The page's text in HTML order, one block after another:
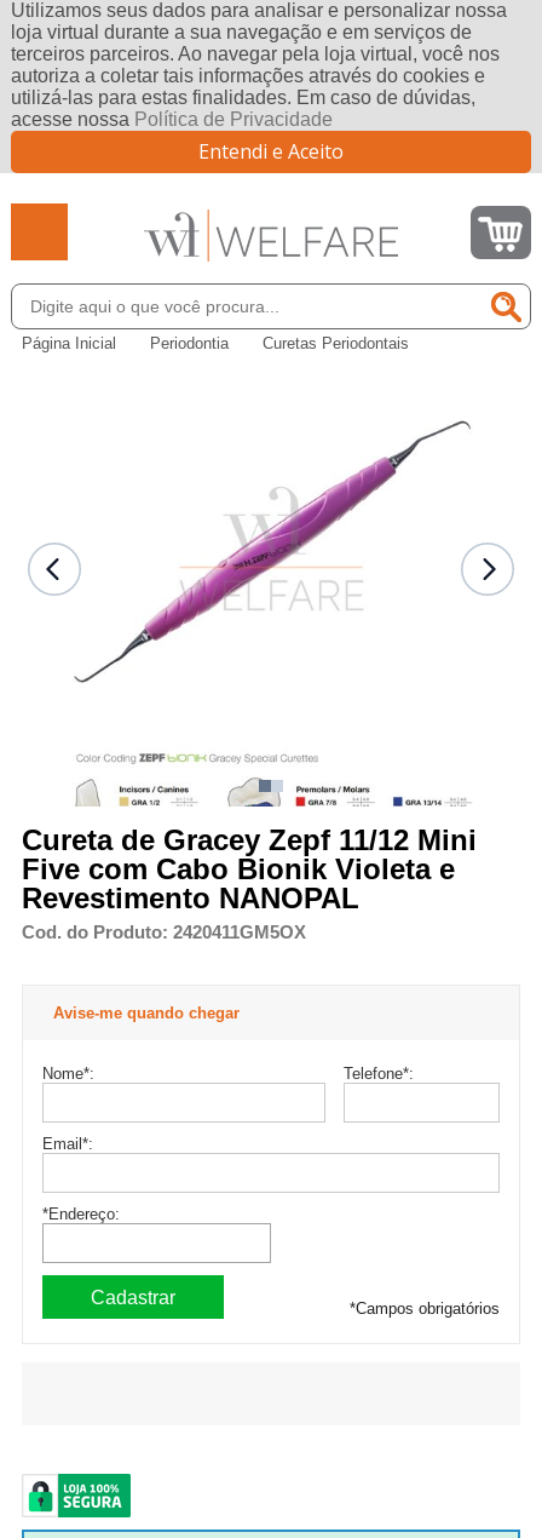
Utilizamos seus dados para analisar e personalizar nossa
loja virtual durante a sua navegação e em serviços de
terceiros parceiros. Ao navegar pela loja virtual, você nos
autoriza a coletar tais informações através do cookies e
utilizá-las para estas finalidades. Em caso de dúvidas,
acesse nossa Política de Privacidade
Entendi e Aceito
Página Inicial Periodontia Curetas Periodontais
Cureta de Gracey Zepf 11/12 Mini
Five com Cabo Bionik Violeta e
Revestimento NANOPAL
Cod. do Produto: 2420411GM5OX
Avise-me quando chegar
Nome*: Telefone*:
Email *:
*Endereço:
*Campos obrigatórios